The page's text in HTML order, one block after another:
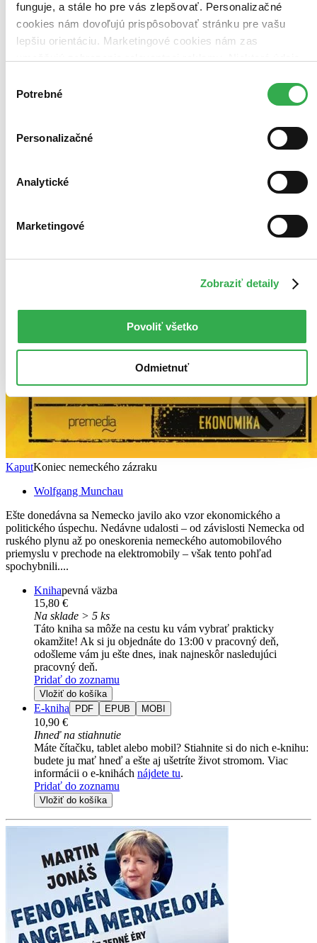
funguje, a stále ho pre vás zlepšovať. Personalizačné
cookies nám dovoľujú prispôsobovať stránku pre vašu
lepšiu orientáciu. Marketingové cookies nám zas
keby sme mohli používať všetky tieto cookies. Ďakujeme!
súhlasu
Potrebné
Personalizačné
Analytické
Marketingové
Zobraziť detaily
Povoliť všetko
Odmietnuť
KaputKoniec nemeckého zázraku
Wolfgang Munchau
Ešte donedávna sa Nemecko javilo ako vzor ekonomického a
politického úspechu. Nedávne udalosti – od závislosti Nemecka od
ruského plynu až po oneskorenia nemeckého automobilového
priemyslu v prechode na elektromobily – však tento pohľad
spochybnili....
Knihapevná väzba
15,80 €
Na sklade > 5 ks
Táto kniha sa môže na cestu ku vám vybrať prakticky
okamžite! Ak si ju objednáte do 13:00 v pracovný deň,
odošleme vám ju ešte dnes, inak najneskôr nasledujúci
pracovný deň.
Pridať do zoznamu
Vložiť do košíka
E-kniha PDF EPUB MOBI
10,90 €
Ihneď na stiahnutie
Máte čítačku, tablet alebo mobil? Stiahnite si do nich e-knihu:
budete ju mať hneď a ešte aj ušetríte život stromom. Viac
informácii o e-knihách nájdete tu.
Pridať do zoznamu
Vložiť do košíka